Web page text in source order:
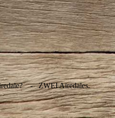
- ZWEI Airedales.